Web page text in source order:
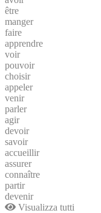
être
manger
faire
apprendre
voir
pouvoir
choisir
appeler
venir
parler
agir
devoir
savoir
accueillir
assurer
connaître
partir
devenir
Visualizza tutti